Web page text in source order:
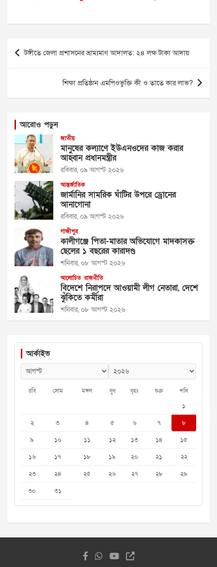
Post
navigation
টঙ্গীতে জেলা প্রশাসনের ভ্রাম্যমাণ আদালত: ২৪ লক্ষ টাকা আদায়
শিক্ষা প্রতিষ্ঠান এমপিওভুক্তি কী ও তাতে কার লাভ?
আরোও পড়ুন
জাতীয়
মানুষের কল্যাণে ইউএনওদের কাজ করার
আহ্বান প্রধানমন্ত্রীর
রবিবার, ০৯ আগস্ট ২০২৬
আন্তর্জাতিক
জার্মানির সামরিক ঘাঁটির উপরে ড্রোনের
আনাগোনা
রবিবার, ০৯ আগস্ট ২০২৬
গাজীপুর
কালীগঞ্জে পিতা-মাতার অভিযোগে মাদকাসক্ত
ছেলের ১ বছরের কারাদণ্ড
শনিবার, ০৮ আগস্ট ২০২৬
আলোচিত রাজনীতি
বিদেশে নিরাপদে আওয়ামী লীগ নেতারা, দেশে
ঝুঁকিতে কর্মীরা
শনিবার, ০৮ আগস্ট ২০২৬
আর্কাইভ
রবি সোম মঙ্গল বুধ বৃহঃ শুক্র শনি
১
২
৩ ৪ ৫ ৬ ৭
৮
৯
১০ ১১ ১২ ১৩ ১৪
১৫
১৬
১৭ ১৮ ১৯ ২০ ২১
২২
২৩
২৪ ২৫ ২৬ ২৭ ২৮
২৯
৩০
৩১